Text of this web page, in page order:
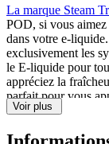
La marque Steam
POD, si vous aimez
dans votre e-liquide.
exclusivement les
le E-liquide pour
appréciez la
parfait pour vous
Voir plus